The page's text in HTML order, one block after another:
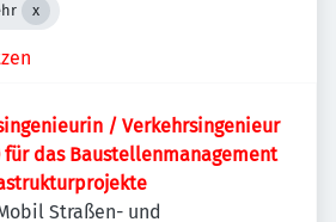
/ Verkehrsingenieur
das Baustellenmanagement
Straßen- und